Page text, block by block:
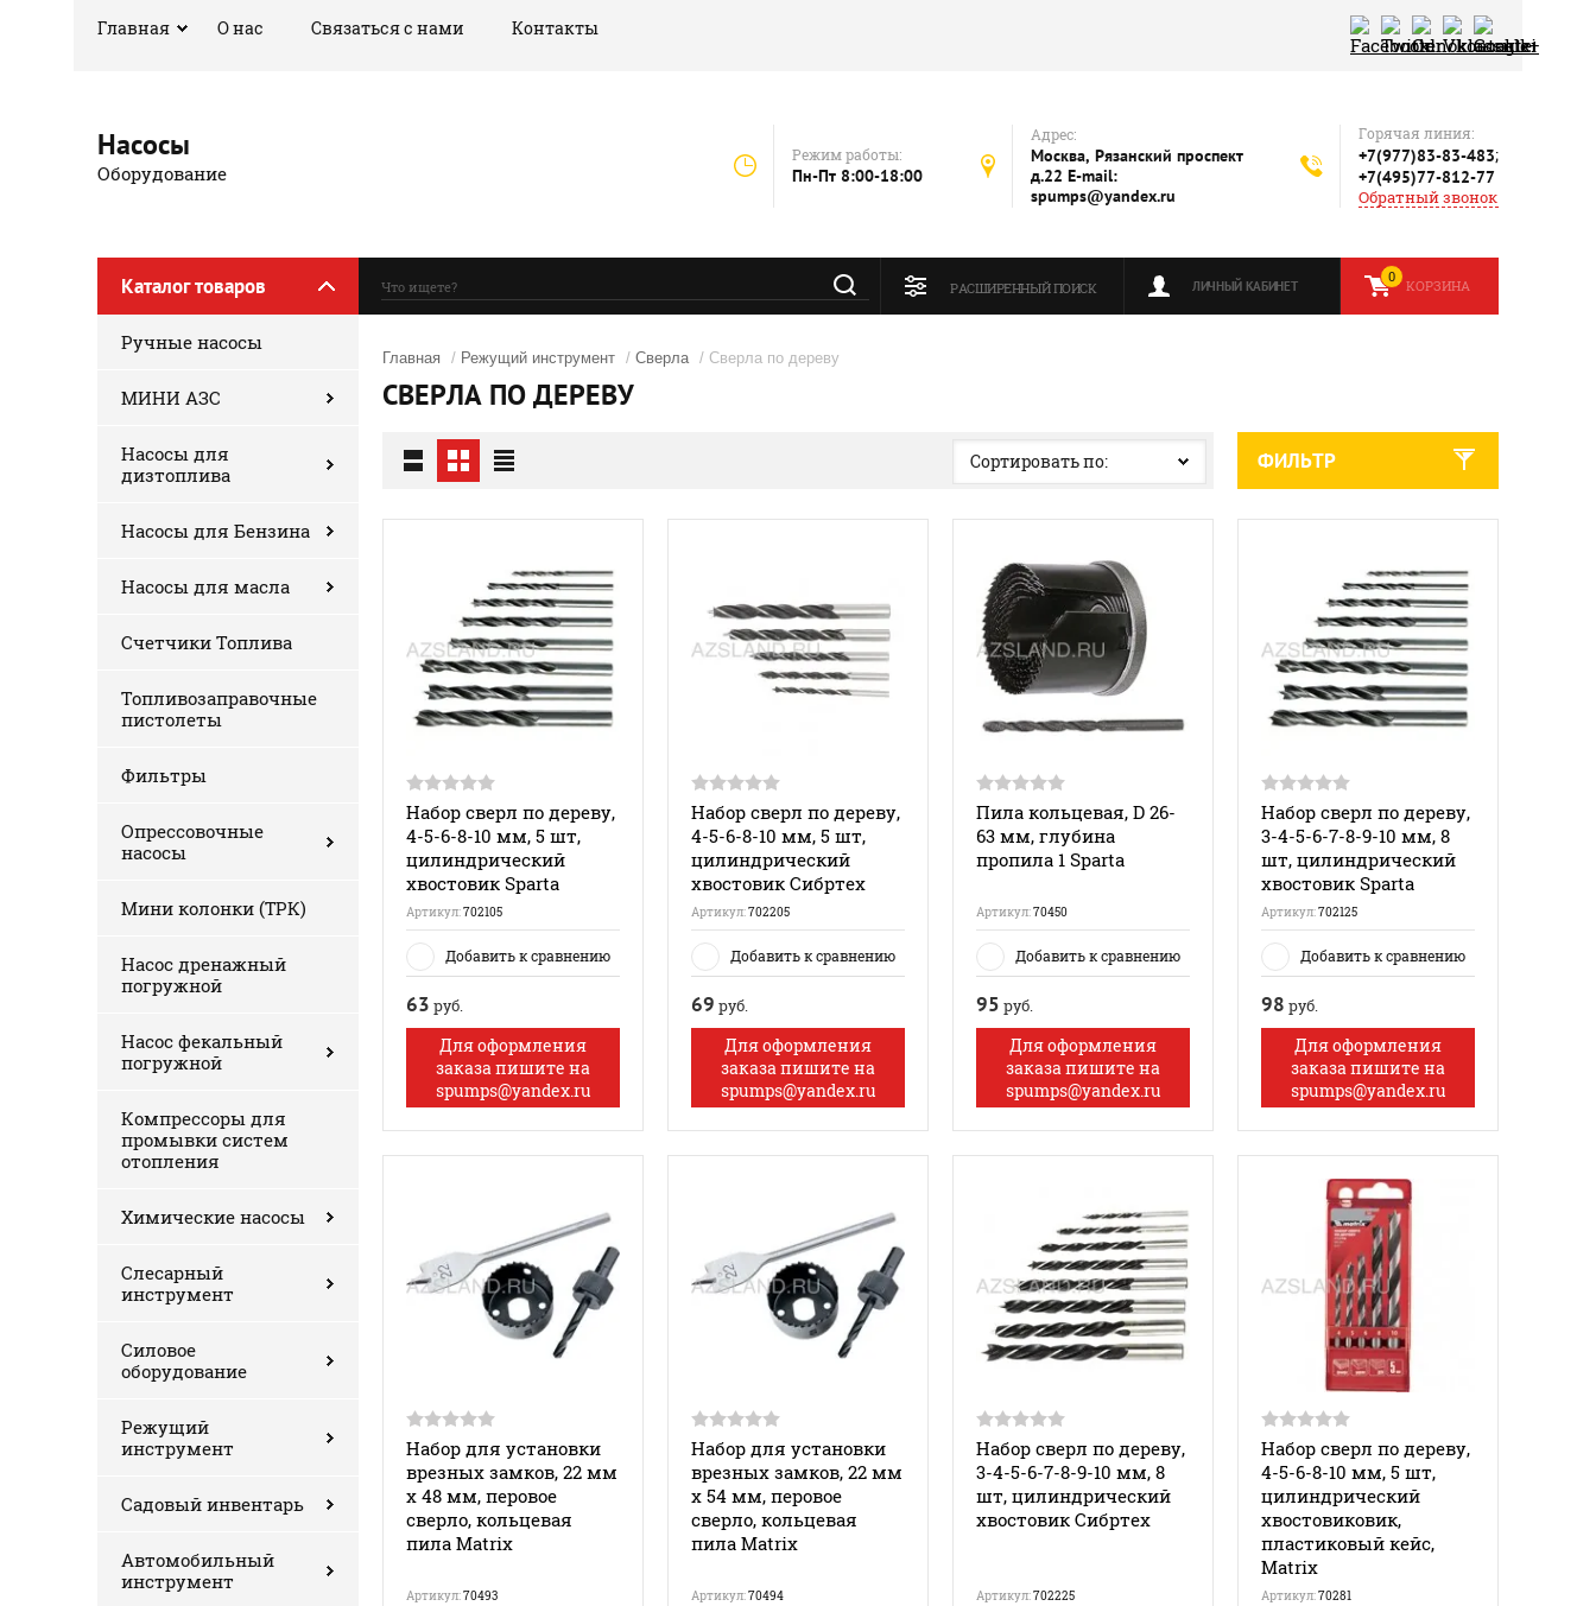
Главная О нас Связаться с нами Контакты
Насосы
Оборудование
Режим работы:
Пн-Пт 8:00-18:00
Адрес:
Москва, Рязанский проспект
д.22 E-mail:
spumps@yandex.ru
Горячая линия:
+7(977)83-83-483;
+7(495)77-812-77
Обратный звонок
Каталог товаров КОРЗИНА
0
ЛИЧНЫЙ КАБИНЕТ
РАСШИРЕННЫЙ ПОИСК
Ручные насосы
МИНИ АЗС
Насосы для
дизтоплива
Насосы для Бензина
Насосы для масла
Счетчики Топлива
Топливозаправочные
пистолеты
Фильтры
Опрессовочные
насосы
Мини колонки (ТРК)
Насос дренажный
погружной
Насос фекальный
погружной
Компрессоры для
промывки систем
отопления
Химические насосы
Слесарный
инструмент
Силовое
оборудование
Режущий
инструмент
Садовый инвентарь
Автомобильный
инструмент
Главная / Режущий инструмент / Сверла / Сверла по дереву
СВЕРЛА ПО ДЕРЕВУ
Сортировать по: ФИЛЬТР
Набор сверл по дереву,
4-5-6-8-10 мм, 5 шт,
цилиндрический
хвостовик Sparta
Артикул:702105
Добавить к сравнению
63 руб.
Для оформления
заказа пишите на
spumps@yandex.ru
Набор сверл по дереву,
4-5-6-8-10 мм, 5 шт,
цилиндрический
хвостовик Сибртех
Артикул:702205
Добавить к сравнению
69 руб.
Для оформления
заказа пишите на
spumps@yandex.ru
Пила кольцевая, D 26-
63 мм, глубина
пропила 1 Sparta
Артикул:70450
Добавить к сравнению
95 руб.
Для оформления
заказа пишите на
spumps@yandex.ru
Набор сверл по дереву,
3-4-5-6-7-8-9-10 мм, 8
шт, цилиндрический
хвостовик Sparta
Артикул:702125
Добавить к сравнению
98 руб.
Для оформления
заказа пишите на
spumps@yandex.ru
Набор для установки
врезных замков, 22 мм
х 48 мм, перовое
сверло, кольцевая
пила Matrix
Артикул:70493
Набор для установки
врезных замков, 22 мм
х 54 мм, перовое
сверло, кольцевая
пила Matrix
Артикул:70494
Набор сверл по дереву,
3-4-5-6-7-8-9-10 мм, 8
шт, цилиндрический
хвостовик Сибртех
Артикул:702225
Набор сверл по дереву,
4-5-6-8-10 мм, 5 шт,
цилиндрический
хвостовиковик,
пластиковый кейс,
Matrix
Артикул:70281